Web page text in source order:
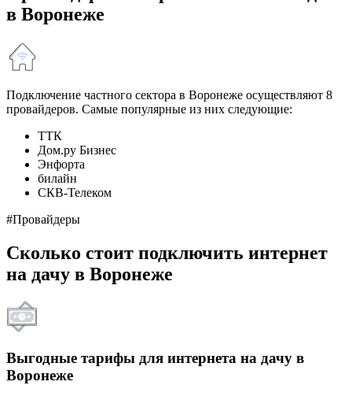
в Воронеже
Подключение частного сектора в Воронеже осуществляют 8
провайдеров. Самые популярные из них следующие:
ТТК
Дом.ру Бизнес
Энфорта
билайн
СКВ-Телеком
#Провайдеры
Сколько стоит подключить интернет
на дачу в Воронеже
Выгодные тарифы для интернета на дачу в
Воронеже